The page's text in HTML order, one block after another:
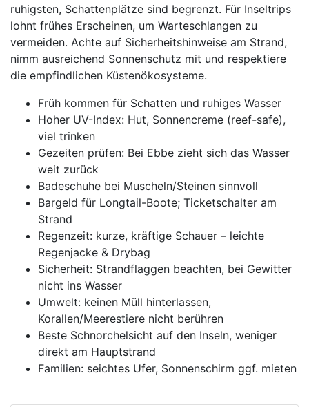
ruhigsten, Schattenplätze sind begrenzt. Für Inseltrips
lohnt frühes Erscheinen, um Warteschlangen zu
vermeiden. Achte auf Sicherheitshinweise am Strand,
nimm ausreichend Sonnenschutz mit und respektiere
die empfindlichen Küstenökosysteme.
Früh kommen für Schatten und ruhiges Wasser
Hoher UV-Index: Hut, Sonnencreme (reef-safe),
viel trinken
Gezeiten prüfen: Bei Ebbe zieht sich das Wasser
weit zurück
Badeschuhe bei Muscheln/Steinen sinnvoll
Bargeld für Longtail-Boote; Ticketschalter am
Strand
Regenzeit: kurze, kräftige Schauer – leichte
Regenjacke & Drybag
Sicherheit: Strandflaggen beachten, bei Gewitter
nicht ins Wasser
Umwelt: keinen Müll hinterlassen,
Korallen/Meerestiere nicht berühren
Beste Schnorchelsicht auf den Inseln, weniger
direkt am Hauptstrand
Familien: seichtes Ufer, Sonnenschirm ggf. mieten